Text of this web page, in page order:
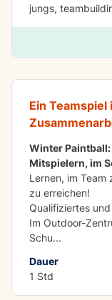
jungs,
Winter
Ein Teamspiel
Winter Paintball:
Mitspielern, im
Lernen, im Team
zu erreichen!
Qualifiziertes
Im Outdoor-
Schu...
Dauer
1 Std
Winter